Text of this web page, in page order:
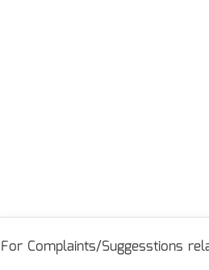
For Complaints/Suggesstions